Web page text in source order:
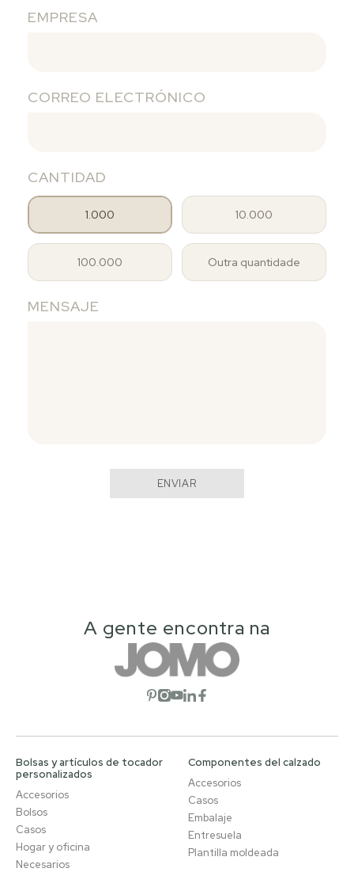
EMPRESA
CORREO ELECTRÓNICO
CANTIDAD
1.000 10.000
100.000 Outra quantidade
MENSAJE
ENVIAR
A gente encontra na
Abrir red social
Abrir red social
Abrir red social
Abrir red social
Abrir red social
Bolsas y artículos de tocador
personalizados
Accesorios
Bolsos
Casos
Hogar y oficina
Necesarios
Componentes del calzado
Accesorios
Casos
Embalaje
Entresuela
Plantilla moldeada